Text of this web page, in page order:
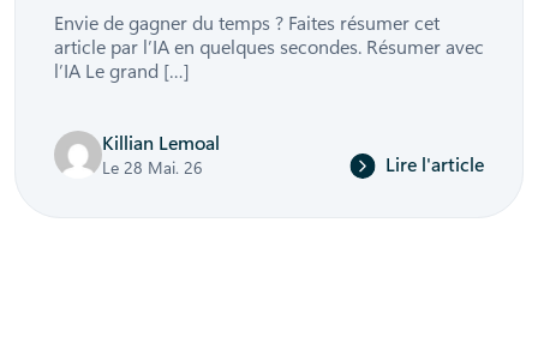
Envie de gagner du temps ? Faites résumer cet
article par l’IA en quelques secondes. Résumer avec
l’IA Le grand […]
Killian Lemoal
Le 28 Mai. 26 Lire l'article